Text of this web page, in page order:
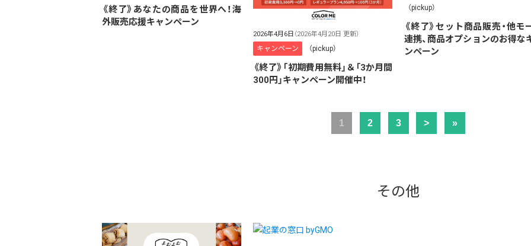
《終了》あなたの商品を世界へ！海
外販売応援キャンペーン
2026年4月6日 （2026年4月20日 更新）
キャンペーン （pickup）
《終了》「初期費用無料」＆「3か月間
300円」キャンペーン開催中！
（pickup）
《終了》セット商品販売・他モ
連携、商品オプションのお得な
ンペーン
1 2 3 > »
その他